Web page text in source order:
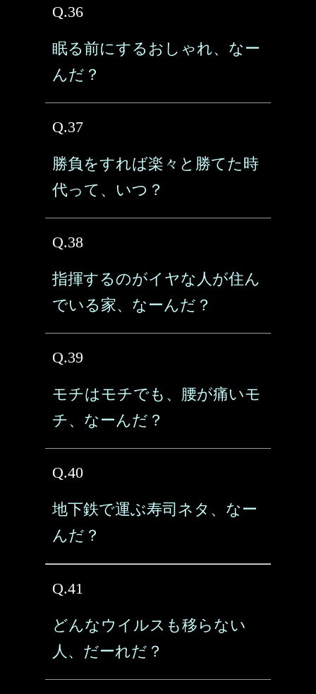
Q.36
眠る前にするおしゃれ、なー
んだ？
Q.37
勝負をすれば楽々と勝てた時
代って、いつ？
Q.38
指揮するのがイヤな人が住ん
でいる家、なーんだ？
Q.39
モチはモチでも、腰が痛いモ
チ、なーんだ？
Q.40
地下鉄で運ぶ寿司ネタ、なー
んだ？
Q.41
どんなウイルスも移らない
人、だーれだ？